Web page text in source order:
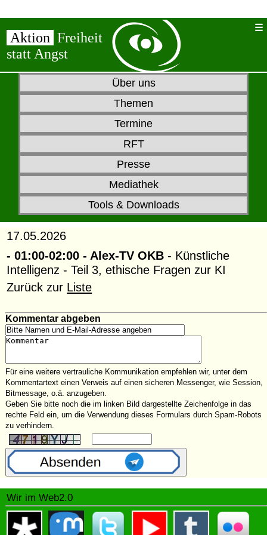
Aktion Freiheit
statt Angst
Über uns
Themen
Termine
RFT
Presse
Mediathek
Tools & Downloads
17.05.2026
- 01:00-02:00 - Alex-TV OKB- Künstliche
Intelligenz - Teil 3, ethische Fragen zur KI
Zurück zur Liste
Kommentar abgeben
Für eine weitere vertrauliche Kommunikation empfehlen wir, unter dem
Kommentartext einen Verweis auf einen sicheren Messenger, wie Session,
Bitmessage, o.ä. anzugeben.
Geben Sie bitte noch die im linken Bild dargestellte Zeichenfolge in das
rechte Feld ein, um die Verwendung dieses Formulars durch Spam-Robots
zu verhindern.
Wir im Web2.0